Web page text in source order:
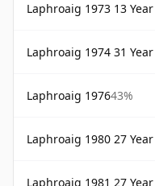
Laphroaig 1973 13 Year Old
Laphroaig 1974 31
Laphroaig 197643%
Laphroaig 1980 27
Laphroaig 1981 27 Year